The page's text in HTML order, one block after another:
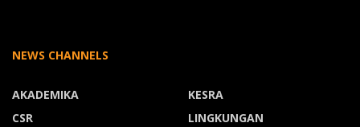
NEWS CHANNELS
AKADEMIKA
CSR
KESRA
LINGKUNGAN